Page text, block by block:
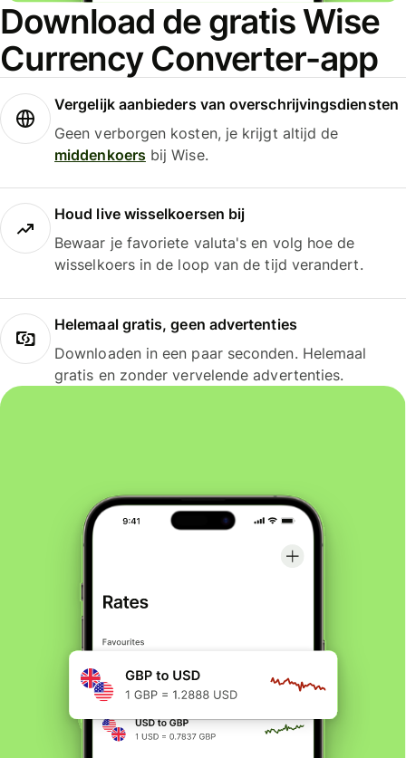
Download de gratis Wise
Currency Converter-app
Vergelijk aanbieders van overschrijvingsdiensten
Geen verborgen kosten, je krijgt altijd de
middenkoersbij Wise.
Houd live wisselkoersen bij
Bewaar je favoriete valuta's en volg hoe de
wisselkoers in de loop van de tijd verandert.
Helemaal gratis, geen advertenties
Downloaden in een paar seconden. Helemaal
gratis en zonder vervelende advertenties.